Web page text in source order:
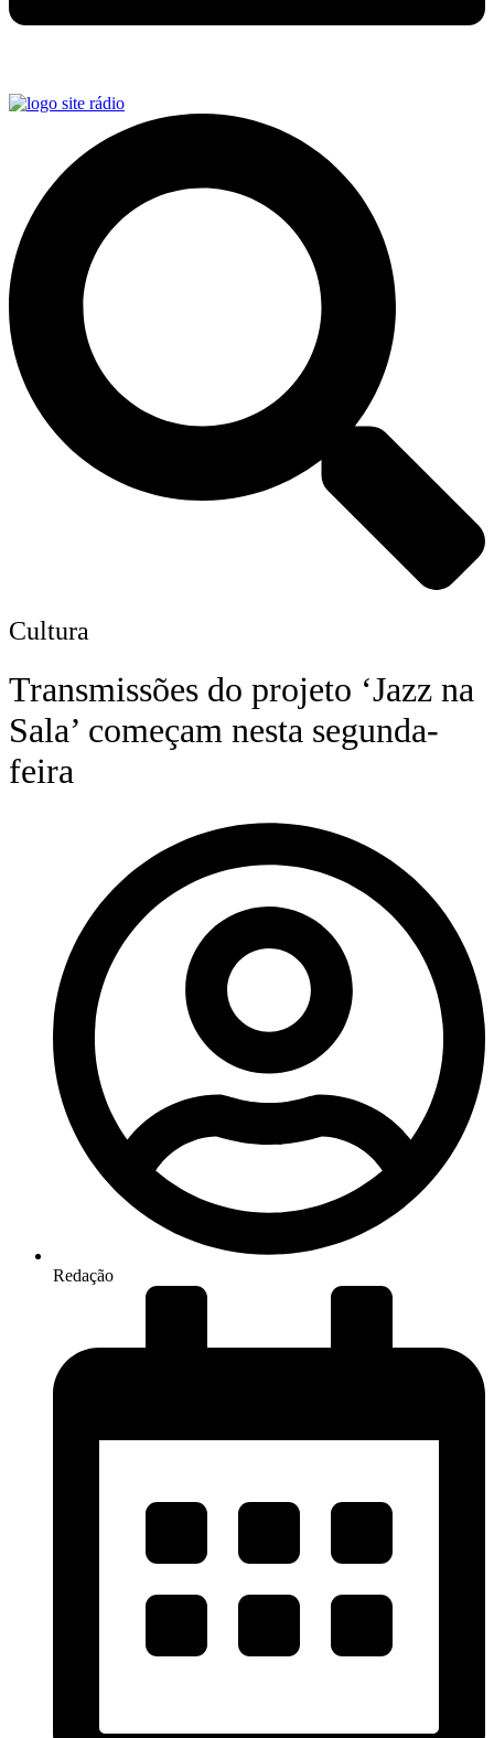
Cultura
Transmissões do projeto ‘Jazz na
Sala’ começam nesta segunda-
feira
Redação